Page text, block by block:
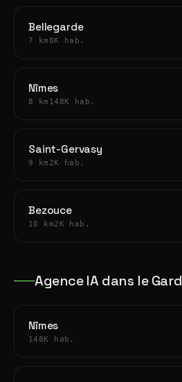
Bellegarde
7 km 8K hab.
Nîmes
8 km 148K hab.
Saint-Gervasy
9 km 2K hab.
Bezouce
10 km2K hab.
Agence IA dans le Gard
Nîmes
148K hab.